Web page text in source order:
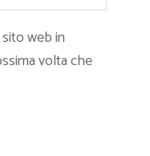
web in
volta che